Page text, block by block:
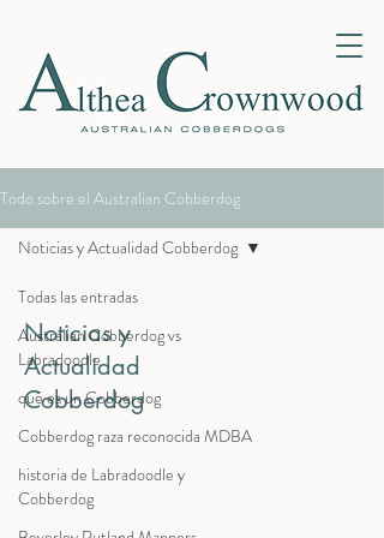
Todo sobre el Australian Cobberdog
Todas las entradas
Australian Cobberdog vs
Labradoodle
qué es un Cobberdog
Cobberdog raza reconocida MDBA
historia de Labradoodle y
Cobberdog
Noticias y Actualidad Cobberdog
Noticias y
Actualidad
Cobberdog